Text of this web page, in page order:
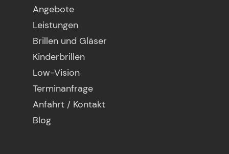
Angebote
Leistungen
Brillen und Gläser
Kinderbrillen
Low-Vision
Terminanfrage
Anfahrt / Kontakt
Blog